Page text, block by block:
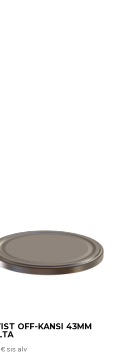
OFF-KANSI 43MM
€ sis alv